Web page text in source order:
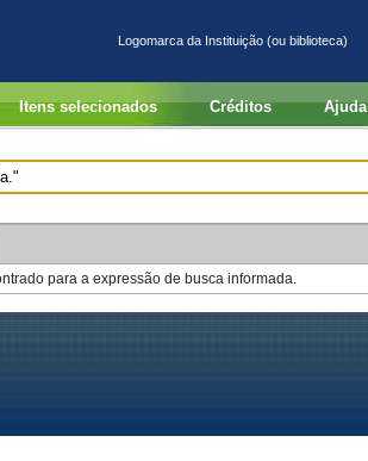
Logomarca da Instituição (ou biblioteca)
Itens selecionados Créditos Ajuda
para a expressão de busca informada.